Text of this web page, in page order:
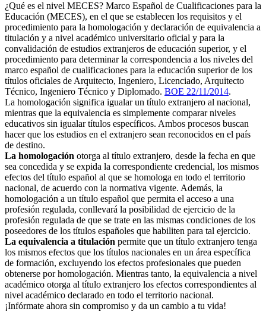
¿Qué es el nivel MECES? Marco Español de Cualificaciones para la
Educación (MECES), en el que se establecen los requisitos y el
procedimiento para la homologación y declaración de equivalencia a
titulación y a nivel académico universitario oficial y para la
convalidación de estudios extranjeros de educación superior, y el
procedimiento para determinar la correspondencia a los niveles del
marco español de cualificaciones para la educación superior de los
títulos oficiales de Arquitecto, Ingeniero, Licenciado, Arquitecto
Técnico, Ingeniero Técnico y Diplomado. BOE 22/11/2014.
La homologación significa igualar un título extranjero al nacional,
mientras que la equivalencia es simplemente comparar niveles
educativos sin igualar títulos específicos. Ambos procesos buscan
hacer que los estudios en el extranjero sean reconocidos en el país
de destino.
La homologación otorga al título extranjero, desde la fecha en que
sea concedida y se expida la correspondiente credencial, los mismos
efectos del título español al que se homologa en todo el territorio
nacional, de acuerdo con la normativa vigente. Además, la
homologación a un título español que permita el acceso a una
profesión regulada, conllevará la posibilidad de ejercicio de la
profesión regulada de que se trate en las mismas condiciones de los
poseedores de los títulos españoles que habiliten para tal ejercicio.
La equivalencia a titulación permite que un título extranjero tenga
los mismos efectos que los títulos nacionales en un área específica
de formación, excluyendo los efectos profesionales que pueden
obtenerse por homologación. Mientras tanto, la equivalencia a nivel
académico otorga al título extranjero los efectos correspondientes al
nivel académico declarado en todo el territorio nacional.
¡Infórmate ahora sin compromiso y da un cambio a tu vida!